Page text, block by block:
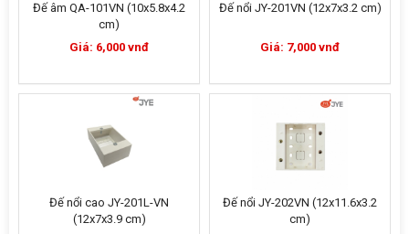
Đế âm QA-101VN (10x5.8x4.2
cm)
Giá: 6,000 vnđ
Đế nổi JY-201VN (12x7x3.2 cm)
Giá: 7,000 vnđ
Đế nổi cao JY-201L-VN
(12x7x3.9 cm)
Đế nổi JY-202VN (12x11.6x3.2
cm)